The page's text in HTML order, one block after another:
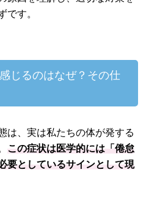
です。
じるのはなぜ？その仕
は、実は私たちの体が発する
この症状は医学的には「倦怠
要としているサインとして現